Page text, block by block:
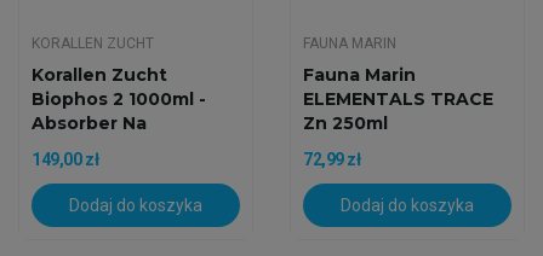
KORALLEN ZUCHT
Korallen Zucht
Biophos 2 1000ml -
Absorber Na
Fosforany
149,00 zł
Dodaj do koszyka
FAUNA MARIN
Fauna Marin
ELEMENTALS TRACE
Zn 250ml
72,99 zł
Dodaj do koszyka